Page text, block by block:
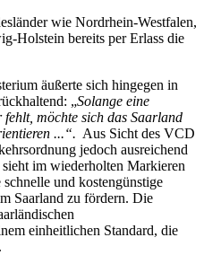
wie Nordrhein-Westfalen,
Holstein bereits per Erlass die
äußerte sich hingegen in
„Solange eine
möchte sich das Saarland
...“. Aus Sicht des VCD
jedoch ausreichend
im wiederholten Markieren
und kostengünstige
Saarland zu fördern. Die
einheitlichen Standard, die